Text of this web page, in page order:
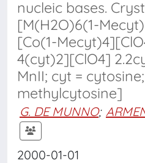
nucleic bases.
[M(H2O)6(1-
[Co(1-
4(cyt)2][ClO4]
MnII; cyt =
methylcytosine]
G. DE MUNNO;
2000-01-01